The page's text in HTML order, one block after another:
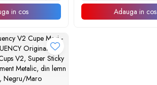
in cos Adauga in cos